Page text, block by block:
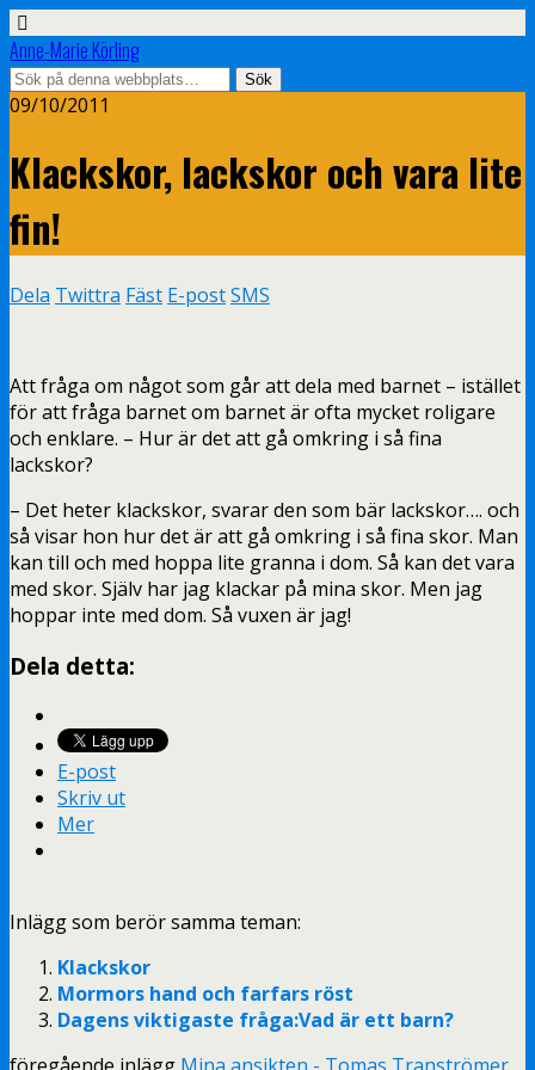
Anne-Marie Körling
09/10/2011
Klackskor, lackskor och vara lite
fin!
Dela Twittra Fäst E-postSMS
Att fråga om något som går att dela med barnet – istället
för att fråga barnet om barnet är ofta mycket roligare
och enklare. – Hur är det att gå omkring i så fina
lackskor?
– Det heter klackskor, svarar den som bär lackskor…. och
så visar hon hur det är att gå omkring i så fina skor. Man
kan till och med hoppa lite granna i dom. Så kan det vara
med skor. Själv har jag klackar på mina skor. Men jag
hoppar inte med dom. Så vuxen är jag!
Dela detta:
E-post
Skriv ut
Mer
Inlägg som berör samma teman:
Klackskor
Mormors hand och farfars röst
Dagens viktigaste fråga:Vad är ett barn?